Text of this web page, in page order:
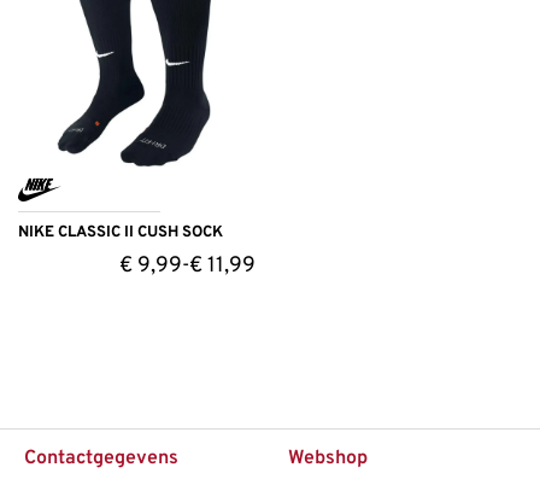
NIKE CLASSIC II CUSH SOCK
€9,99-€11,99
Contactgegevens Webshop